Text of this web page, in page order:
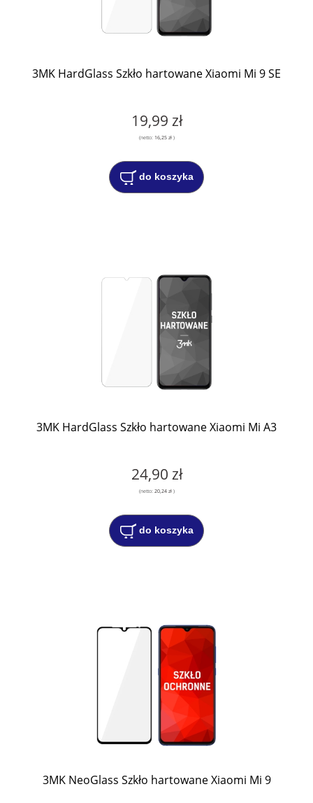
3MK HardGlass Szkło hartowane Xiaomi Mi 9 SE
19,99 zł
(netto: 16,25 zł)
do koszyka
3MK HardGlass Szkło hartowane Xiaomi Mi A3
24,90 zł
(netto: 20,24 zł)
do koszyka
3MK NeoGlass Szkło hartowane Xiaomi Mi 9